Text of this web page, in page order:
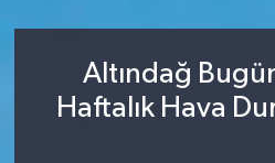
Altındağ
Haftalık Hava
Siyaset
Süper Lig Puan Durumu